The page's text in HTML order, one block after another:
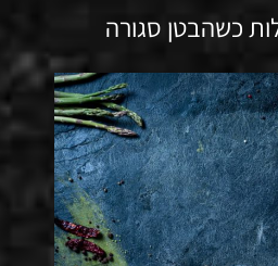
כשהבטן סגורה